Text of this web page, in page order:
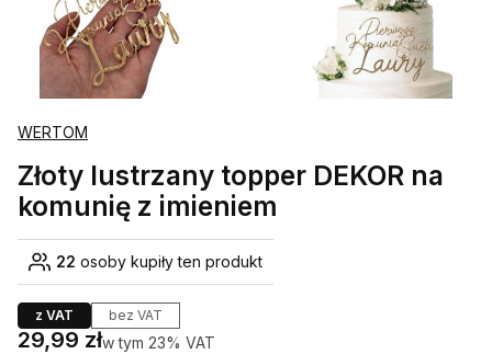
WERTOM
Złoty lustrzany topper DEKOR na
komunię z imieniem
22 osoby kupiły ten produkt
z VAT bez VAT
Cena
29,99 złw tym 23% VAT
w tym 23% VAT